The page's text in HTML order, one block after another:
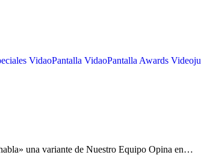
VidaoPantalla VidaoPantalla Awards
una variante de Nuestro Equipo Opina en…